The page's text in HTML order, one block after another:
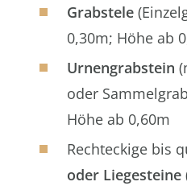
Grabstele
0,30m; Höhe ab
Urnengrabstein
oder
Höhe ab 0,60m
Rechteckige bis
oder Liegesteine